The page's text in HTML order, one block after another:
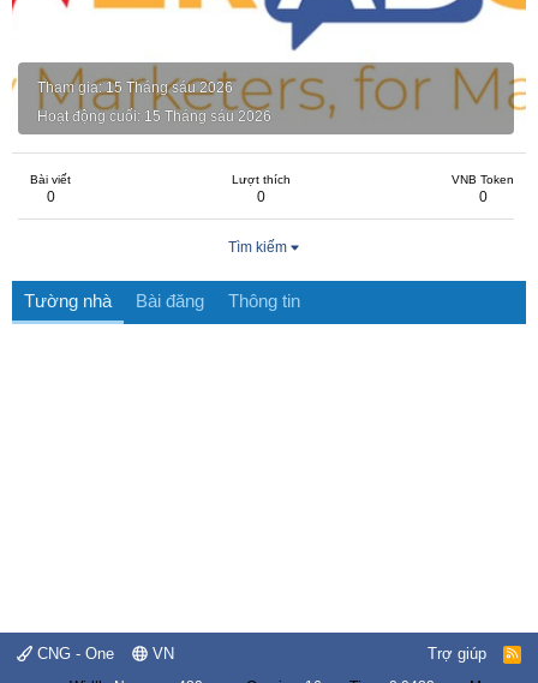
Tham gia 15 Tháng sáu 2026
Hoạt động cuối 15 Tháng sáu 2026
Bài viết
0
Lượt thích
0
VNB Token
0
Tìm kiếm
Tường nhà Bài đăng Thông tin
CNG - One VN Trợ giúp
R